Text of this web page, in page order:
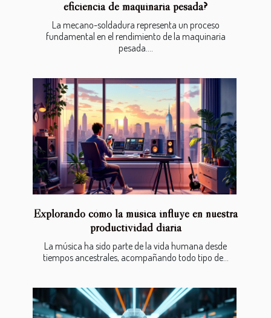
eficiencia de maquinaria pesada?
La mecano-soldadura representa un proceso
fundamental en el rendimiento de la maquinaria
pesada....
Explorando cómo la música influye en nuestra
productividad diaria
La música ha sido parte de la vida humana desde
tiempos ancestrales, acompañando todo tipo de...